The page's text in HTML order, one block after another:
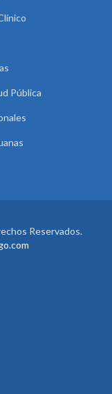
Pública
Reservados.